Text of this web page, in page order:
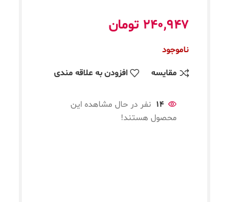
240,947 تومان
ناموجود
مقایسه افزودن به علاقه مندی
14 نفر در حال مشاهده این
محصول هستند!